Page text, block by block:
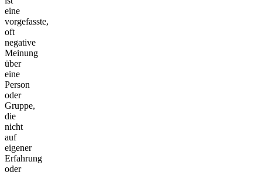
eine
vorgefasste,
oft
negative
Meinung
über
eine
Person
oder
Gruppe,
die
nicht
auf
eigener
Erfahrung
oder